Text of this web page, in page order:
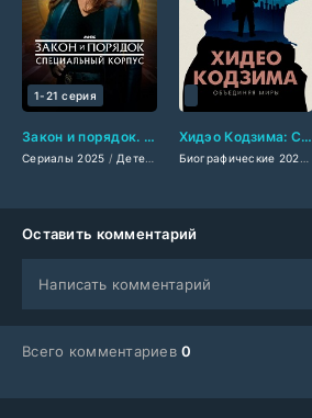
Закон и порядок. Специальный корпус (1999-2026)
Сериалы 2025 / Детективы 2025 /Драмы 2025/
1-21 серия
Хидэо Кодзима: Соединяя миры (2024)
Оставить комментарий
Написать комментарий
Всего комментариев0